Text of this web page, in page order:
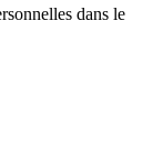
dans le